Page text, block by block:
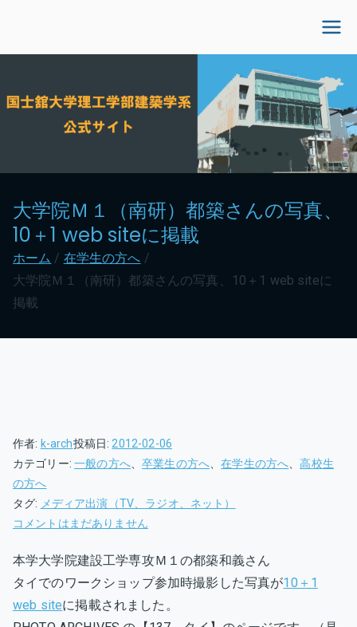
を
キ
国士舘大学理工学部建
築学系公式サイト
大学院Ｍ１（南研）都築さんの写真、
10＋1 web siteに掲載
ホーム
在学生の方へ
大学院Ｍ１（南研）都築さんの写真、10＋1 web siteに
掲載
作者: k-arch投稿日:2012-02-06
カテゴリー:一般の方へ、卒業生の方へ、在学生の方へ、高校生
の方へ
タグ: メディア出演（TV、ラジオ、ネット）
大
院
Ｍ
１
（南
コメントはまだありません
本学大学院建設工学専攻Ｍ１の都築和義さん
タイでのワークショップ参加時撮影した写真が10＋1
web siteに掲載されました。